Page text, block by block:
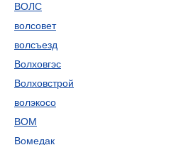
ВОЛС
волсовет
волсъезд
Волховгэс
Волховстрой
волэкосо
ВОМ
Вомедак